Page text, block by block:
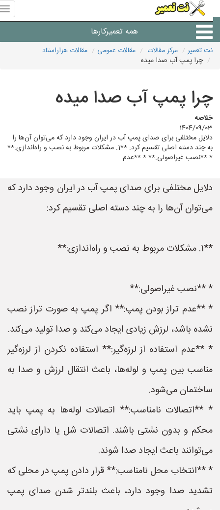
همه تعمیرکارها
شرکت های تعمیرات لوازم
نت تعمیر مرکز مقالات مقالات عمومی
مقالات هزاراستاد
چرا پمپ آب صدا میده
چرا پمپ آب صدا میده
خلاصه
1404/09/03
دلایل مختلفی برای صدای پمپ آب در ایران وجود دارد که می‌توان آن‌ها را
به چند دسته اصلی تقسیم کرد: **1. مشکلات مربوط به نصب و راه‌اندازی:**
* **نصب غیراصولی:** * **عدم
دلایل مختلفی برای صدای پمپ آب در ایران وجود دارد که
می‌توان آن‌ها را به چند دسته اصلی تقسیم کرد:
**1. مشکلات مربوط به نصب و راه‌اندازی:**
* **نصب غیراصولی:**
* **عدم تراز بودن پمپ:** اگر پمپ به صورت تراز نصب
نشده باشد، لرزش زیادی ایجاد می‌کند و صدا تولید می‌کند.
* **عدم استفاده از لرزه‌گیر:** استفاده نکردن از لرزه‌گیر
مناسب بین پمپ و لوله‌ها، باعث انتقال لرزش و صدا به
ساختمان می‌شود.
* **اتصالات نامناسب:** اتصالات لوله‌ها به پمپ باید
محکم و بدون نشتی باشند. اتصالات شل یا دارای نشتی
می‌توانند باعث ایجاد صدا شوند.
* **انتخاب محل نامناسب:** قرار دادن پمپ در محلی که
تشدید صدا وجود دارد، باعث بلندتر شدن صدای پمپ